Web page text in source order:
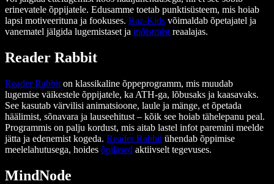
erinevatele õppijatele. Edusamme toetab punktisüsteem, mis hoiab
lapsi motiveerituna ja fookuses. Raz-Kids võimaldab õpetajatel ja
vanematel jälgida lugemistaset ja mõistmist reaalajas.
Reader Rabbit
Reader Rabbit on klassikaline õppeprogramm, mis muudab
lugemise väikestele õppijatele, ka ATH-ga, lõbusaks ja kaasavaks.
See kasutab värvilisi animatsioone, laule ja mänge, et õpetada
häälimist, sõnavara ja lauseehitust – kõik see hoiab tähelepanu peal.
Programmis on palju kordust, mis aitab lastel infot paremini meelde
jätta ja edenemist kogeda. Reader Rabbit ühendab õppimise
meelelahutusega, hoides õpilased aktiivselt tegevuses.
MindNode